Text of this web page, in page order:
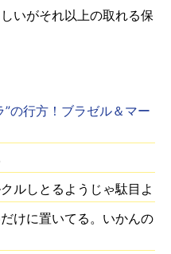
いがそれ以上の取れる保
”の行方！ブラゼル＆マー
ルしとるようじゃ駄目よ
けに置いてる。いかんの